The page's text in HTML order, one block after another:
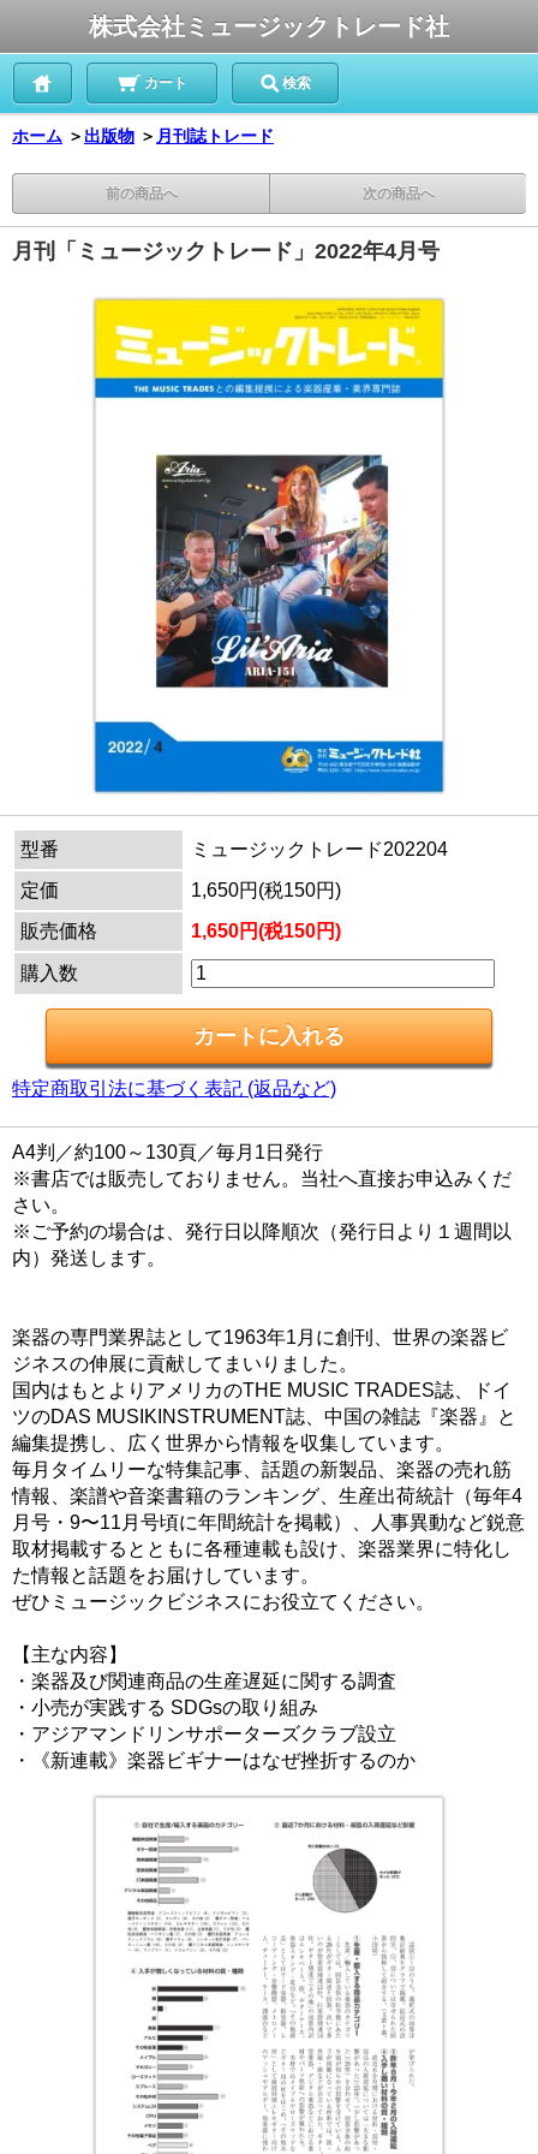
株式会社ミュージックトレード社
カート 検索
ホーム ＞ 出版物 ＞ 月刊誌トレード
前の商品へ 次の商品へ
月刊「ミュージックトレード」2022年4月号
型番
ミュージックトレード202204
定価
1,650円(税150円)
販売価格
1,650円(税150円)
購入数
特定商取引法に基づく表記 (返品など)
A4判／約100～130頁／毎月1日発行
※書店では販売しておりません。当社へ直接お申込みくだ
さい。
※ご予約の場合は、発行日以降順次（発行日より１週間以
内）発送します。
楽器の専門業界誌として1963年1月に創刊、世界の楽器ビ
ジネスの伸展に貢献してまいりました。
国内はもとよりアメリカのTHE MUSIC TRADES誌、ドイ
ツのDAS MUSIKINSTRUMENT誌、中国の雑誌『楽器』と
編集提携し、広く世界から情報を収集しています。
毎月タイムリーな特集記事、話題の新製品、楽器の売れ筋
情報、楽譜や音楽書籍のランキング、生産出荷統計（毎年4
月号・9〜11月号頃に年間統計を掲載）、人事異動など鋭意
取材掲載するとともに各種連載も設け、楽器業界に特化し
た情報と話題をお届けしています。
ぜひミュージックビジネスにお役立てください。
【主な内容】
・楽器及び関連商品の生産遅延に関する調査
・小売が実践する SDGsの取り組み
・アジアマンドリンサポーターズクラブ設立
・《新連載》楽器ビギナーはなぜ挫折するのか